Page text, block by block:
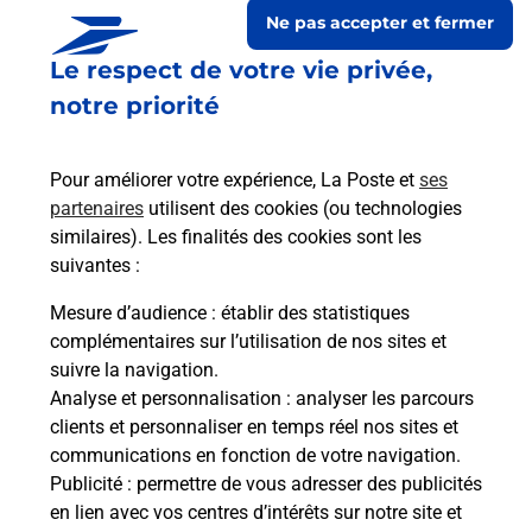
Le respect de votre vie privée,
notre priorité
Pour améliorer votre expérience, La Poste et ses
partenaires utilisent des cookies (ou technologies
similaires). Les finalités des cookies sont les
suivantes :
Mesure d’audience : établir des statistiques
complémentaires sur l’utilisation de nos sites et
suivre la navigation.
Analyse et personnalisation : analyser les parcours
clients et personnaliser en temps réel nos sites et
communications en fonction de votre navigation.
Publicité : permettre de vous adresser des publicités
en lien avec vos centres d’intérêts sur notre site et
Ne pas accepter et fermer
Collecte du courrier aujourd'hui à 10h00
9 Route De Dole
39120 Le Deschaux
Itinéraire
Le lien s'ouvre dans un nouvel onglet